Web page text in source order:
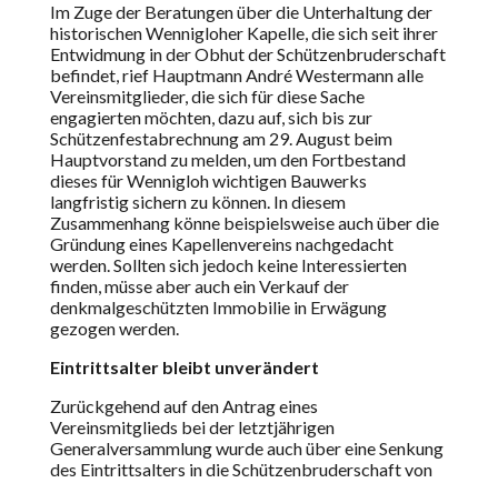
Im Zuge der Beratungen über die Unterhaltung der
historischen Wennigloher Kapelle, die sich seit ihrer
Entwidmung in der Obhut der Schützenbruderschaft
befindet, rief Hauptmann André Westermann alle
Vereinsmitglieder, die sich für diese Sache
engagierten möchten, dazu auf, sich bis zur
Schützenfestabrechnung am 29. August beim
Hauptvorstand zu melden, um den Fortbestand
dieses für Wennigloh wichtigen Bauwerks
langfristig sichern zu können. In diesem
Zusammenhang könne beispielsweise auch über die
Gründung eines Kapellenvereins nachgedacht
werden. Sollten sich jedoch keine Interessierten
finden, müsse aber auch ein Verkauf der
denkmalgeschützten Immobilie in Erwägung
gezogen werden.
Eintrittsalter bleibt unverändert
Zurückgehend auf den Antrag eines
Vereinsmitglieds bei der letztjährigen
Generalversammlung wurde auch über eine Senkung
des Eintrittsalters in die Schützenbruderschaft von